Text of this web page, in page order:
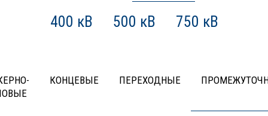
400 кВ 500 кВ 750 кВ
КОНЦЕВЫЕ ПЕРЕХОДНЫЕ